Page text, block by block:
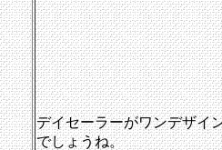
デイセーラーがワンデザイ
でしょうね。